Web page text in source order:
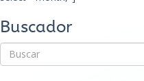
Buscador